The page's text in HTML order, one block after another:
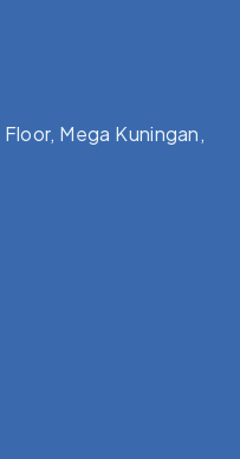
Mega Kuningan,